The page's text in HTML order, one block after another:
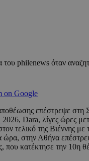
philenews όταν
on Google
επέστρεψε στη
2026, Dara, λίγες ώρες
τελικό της Βιέννης με
ώρα, στην Αθήνα
που κατέκτησε την 10η